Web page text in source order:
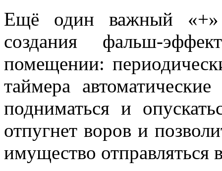
Ещё один важный «+»
создания фальш-
помещении:
таймера
подниматься и
отпугнет воров и
имущество отправляться